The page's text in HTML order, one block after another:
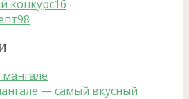
конкурс16
98
— самый вкусный